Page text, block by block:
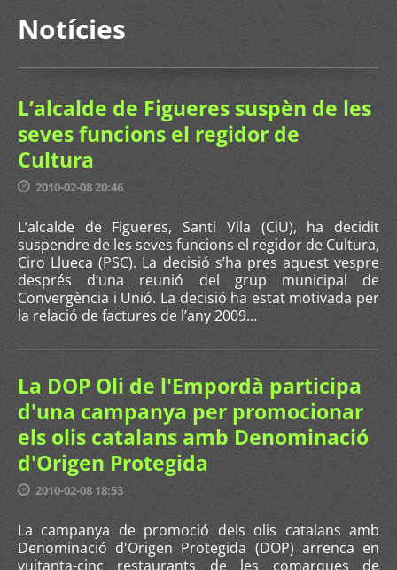
Notícies
L’alcalde de Figueres suspèn de les
seves funcions el regidor de
Cultura
2010-02-08 20:46
L’alcalde de Figueres, Santi Vila (CiU), ha decidit
suspendre de les seves funcions el regidor de Cultura,
Ciro Llueca (PSC). La decisió s’ha pres aquest vespre
després d’una reunió del grup municipal de
Convergència i Unió. La decisió ha estat motivada per
la relació de factures de l’any 2009...
La DOP Oli de l'Empordà participa
d'una campanya per promocionar
els olis catalans amb Denominació
d'Origen Protegida
2010-02-08 18:53
La campanya de promoció dels olis catalans amb
Denominació d'Origen Protegida (DOP) arrenca en
vuitanta-cinc restaurants de les comarques de